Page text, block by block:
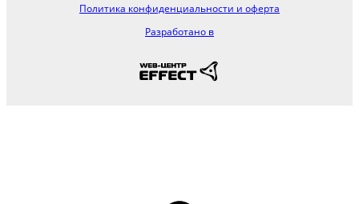
Политика конфиденциальности и оферта
Разработано в